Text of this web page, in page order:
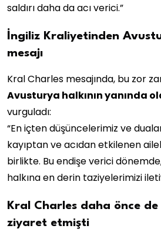
saldırı daha da acı verici.”
İngiliz Kraliyetinden
mesajı
Kral Charles mesajında, bu zor
Avusturya halkının yanında
vurguladı:
“En içten düşüncelerimiz ve
kayıptan ve acıdan etkilenen
birlikte. Bu endişe verici
halkına en derin taziyelerimizi
Kral Charles daha önce de
ziyaret etmişti